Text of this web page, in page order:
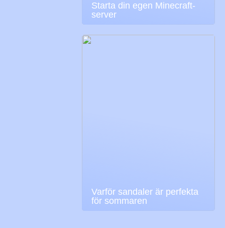
Starta din egen Minecraft-
server
Varför sandaler är perfekta
för sommaren